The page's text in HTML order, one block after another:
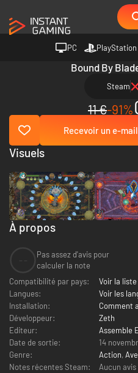
PC PlayStation
Bound By
Steam
11 €-91%
Recevoir un e-
À propos
Pas assez d'avis pour
calculer la note
Compatibilité par pays:
Voir la liste
Langues:
Voir les
Installation:
Comment
Développeur:
Zeth
Editeur:
Assemble
Date de sortie:
14
Genre:
Action,
Notes récentes Steam:
Aucun
Visuels